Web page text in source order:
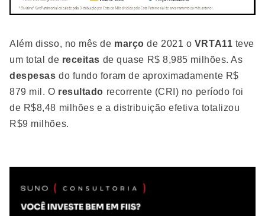
Além disso, no mês de março de 2021 o VRTA11 teve
um total de receitas de quase R$ 8,985 milhões. As
despesas do fundo foram de aproximadamente R$
879 mil. O resultado recorrente (CRI) no período foi
de R$8,48 milhões e a distribuição efetiva totalizou
R$9 milhões.